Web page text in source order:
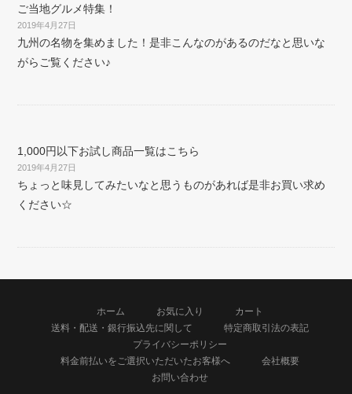
ご当地グルメ特集！
2019年4月27日
九州の名物を集めました！是非こんなのがあるのだなと思いな
がらご覧ください♪
1,000円以下お試し商品一覧はこちら
2019年4月27日
ちょっと味見してみたいなと思うものがあれば是非お買い求め
ください☆
ホーム お気に入り
カート
送料・配送・銀行振込先に関して
特定商取引法の表記
プライバシーポリシー
料金前払いをご選択いただいたお客様へ
会社概要
お問い合わせ